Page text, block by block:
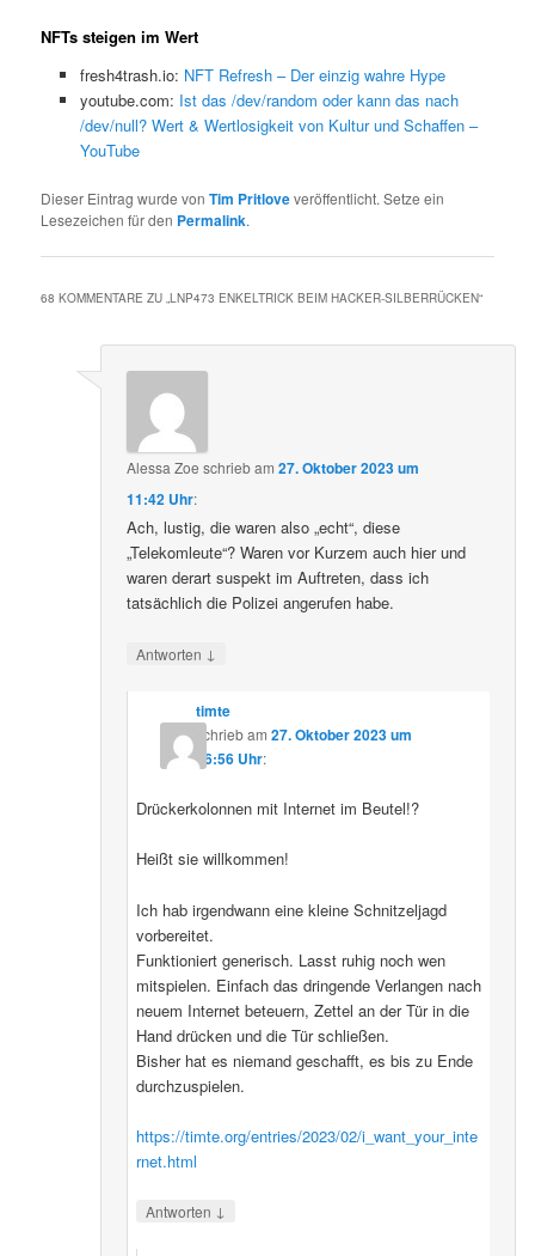
NFTs steigen im Wert
fresh4trash.io: NFT Refresh – Der einzig wahre Hype
youtube.com: Ist das /dev/random oder kann das nach
/dev/null? Wert & Wertlosigkeit von Kultur und Schaffen –
YouTube
Dieser Eintrag wurde vonTim Pritloveveröffentlicht. Setze ein
Lesezeichen für den Permalink.
68 KOMMENTARE ZU „LNP473 ENKELTRICK BEIM HACKER-SILBERRÜCKEN“
Alessa Zoe schriebam27. Oktober 2023 um
11:42 Uhr:
Ach, lustig, die waren also „echt“, diese
„Telekomleute“? Waren vor Kurzem auch hier und
waren derart suspekt im Auftreten, dass ich
tatsächlich die Polizei angerufen habe.
Antworten ↓
timte
schriebam 27. Oktober 2023 um
16:56 Uhr:
Drückerkolonnen mit Internet im Beutel!?
Heißt sie willkommen!
Ich hab irgendwann eine kleine Schnitzeljagd
vorbereitet.
Funktioniert generisch. Lasst ruhig noch wen
mitspielen. Einfach das dringende Verlangen nach
neuem Internet beteuern, Zettel an der Tür in die
Hand drücken und die Tür schließen.
Bisher hat es niemand geschafft, es bis zu Ende
durchzuspielen.
https://timte.org/entries/2023/02/i_want_your_inte
rnet.html
Antworten ↓